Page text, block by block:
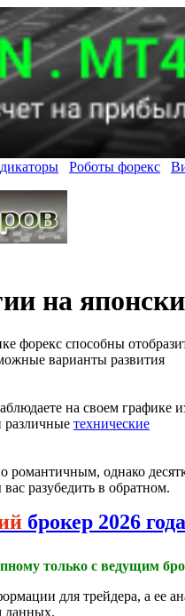
Роботы форекс
на
форекс способны
варианты развития
на своем графике
различные технические
романтичным, однако
разубедить в обратном.
брокер 2026
только с ведущим
для трейдера, а ее
данных.